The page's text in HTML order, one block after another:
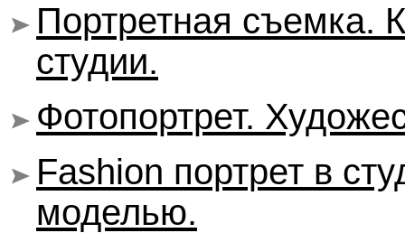
Портретная съемка.
студии.
Фотопортрет.
Fashion портрет в
моделью.